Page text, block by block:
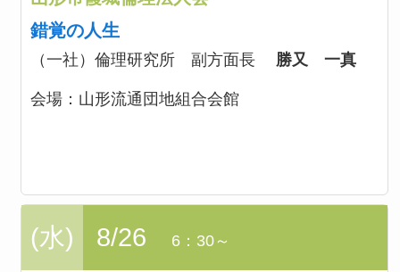
錯覚の人生
（一社）倫理研究所 副方面長 勝又 一真
会場： 山形流通団地組合会館
(水) 8/26 6：30～